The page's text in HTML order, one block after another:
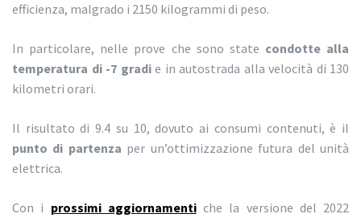
efficienza, malgrado i 2150 kilogrammi di peso.
In particolare, nelle prove che sono state condotte alla
temperatura di -7 gradie in autostrada alla velocità di 130
kilometri orari.
Il risultato di 9.4 su 10, dovuto ai consumi contenuti, è il
punto di partenza per un’ottimizzazione futura del unità
elettrica.
Con i prossimi aggiornamentiche la versione del 2022